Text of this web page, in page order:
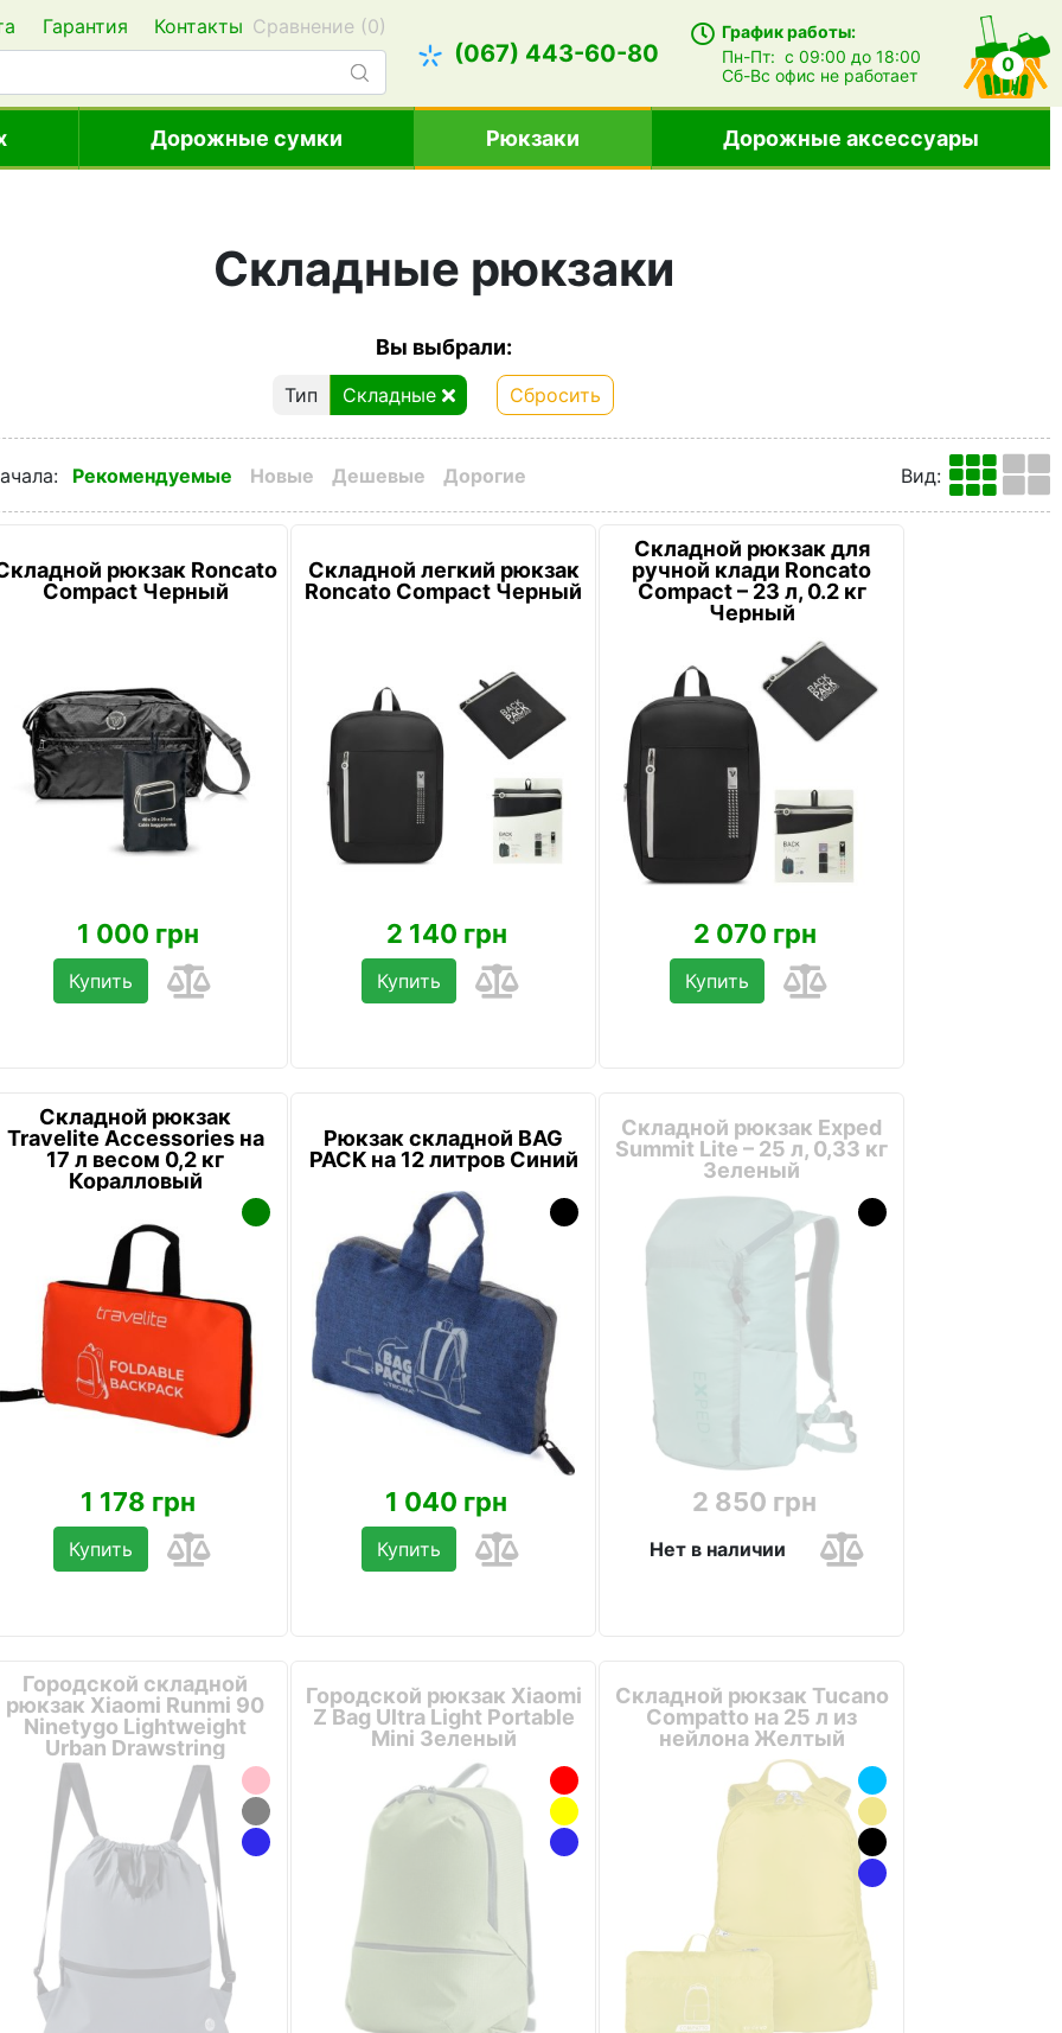
Гарантия Контакты Сравнение (0)
(067) 443-60-80
График работы:
Пн-Пт:с 09:00 до 18:00
Сб-Всофис не работает 0
Дорожные сумки Рюкзаки Дорожные аксессуары
Складные рюкзаки
Вы выбрали:
Тип Складные Сбросить
: Рекомендуемые Новые Дешевые Дорогие Вид:
рюкзак Roncato
Compact Черный
1 000 грн
Купить
Складной легкий рюкзак
Roncato Compact Черный
2 140 грн
Купить
Складной рюкзак для
ручной клади Roncato
Compact – 23 л, 0.2 кг
Черный
2 070 грн
Купить
Складной рюкзак
Travelite Accessories на
17 л весом 0,2 кг
Коралловый
1 178 грн
Купить
Рюкзак складной BAG
PACK на 12 литров Синий
1 040 грн
Купить
Складной рюкзак Exped
Summit Lite – 25 л, 0,33 кг
Зеленый
2 850 грн
Нет в наличии
Городской складной
рюкзак Xiaomi Runmi 90
Ninetygo Lightweight
Urban Drawstring
Антрацит
Городской рюкзак Xiaomi
Z Bag Ultra Light Portable
Mini Зеленый
Складной рюкзак Tucano
Compatto на 25 л из
нейлона Желтый